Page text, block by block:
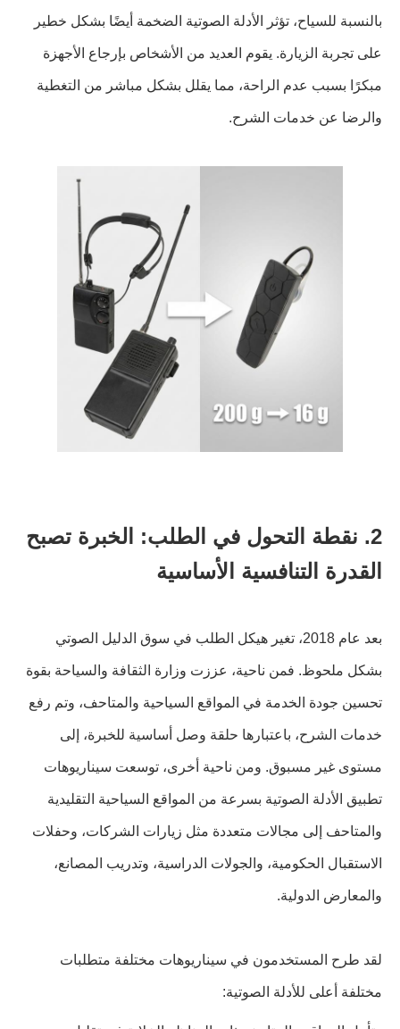
بالنسبة للسياح، تؤثر الأدلة الصوتية الضخمة أيضًا بشكل خطير
على تجربة الزيارة. يقوم العديد من الأشخاص بإرجاع الأجهزة
مبكرًا بسبب عدم الراحة، مما يقلل بشكل مباشر من التغطية
والرضا عن خدمات الشرح.
2. نقطة التحول في الطلب: الخبرة تصبح
القدرة التنافسية الأساسية
بعد عام 2018، تغير هيكل الطلب في سوق الدليل الصوتي
بشكل ملحوظ. فمن ناحية، عززت وزارة الثقافة والسياحة بقوة
تحسين جودة الخدمة في المواقع السياحية والمتاحف، وتم رفع
خدمات الشرح، باعتبارها حلقة وصل أساسية للخبرة، إلى
مستوى غير مسبوق. ومن ناحية أخرى، توسعت سيناريوهات
تطبيق الأدلة الصوتية بسرعة من المواقع السياحية التقليدية
والمتاحف إلى مجالات متعددة مثل زيارات الشركات، وحفلات
الاستقبال الحكومية، والجولات الدراسية، وتدريب المصانع،
والمعارض الدولية.
لقد طرح المستخدمون في سيناريوهات مختلفة متطلبات
مختلفة أعلى للأدلة الصوتية: